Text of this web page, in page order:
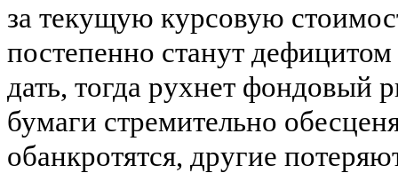
за текущую курсовую
постепенно станут дефицитом
дать, тогда рухнет фондовый
бумаги стремительно
обанкротятся, другие